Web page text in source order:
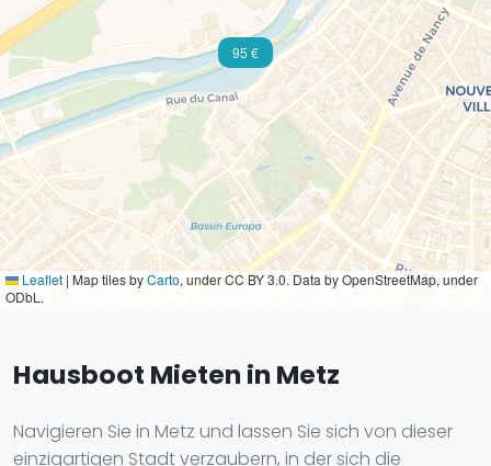
95 €
Leaflet | Map tiles byCarto, under CC BY 3.0. Data by OpenStreetMap, under
ODbL.
Hausboot Mieten in Metz
Navigieren Sie in Metz und lassen Sie sich von dieser
einzigartigen Stadt verzaubern, in der sich die